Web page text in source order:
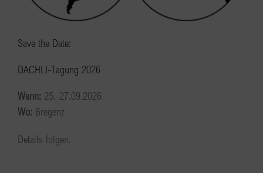
Save the Date:
DACHLI-Tagung 2026
Wann: 25.-27.09.2026
Wo: Bregenz
Details folgen.